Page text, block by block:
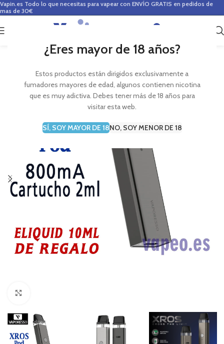
¿Eres mayor de 18 años?
Estos productos están dirigidos exclusivamente a
fumadores mayores de edad, algunos contienen nicotina
que es muy adictiva. Debes tener más de 18 años para
visitar esta web.
SÍ, SOY MAYOR DE 18NO, SOY MENOR DE 18
Vapin.es Todo lo que necesitas para vapear con ENVÍO GRATIS en pedidos de
mas de 30€
0